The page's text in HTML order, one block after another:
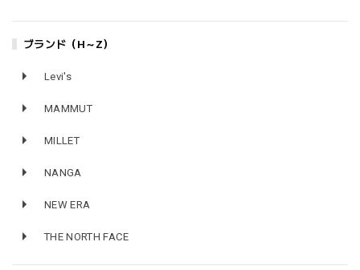
ブランド（H～Z）
Levi's
MAMMUT
MILLET
NANGA
NEW ERA
THE NORTH FACE